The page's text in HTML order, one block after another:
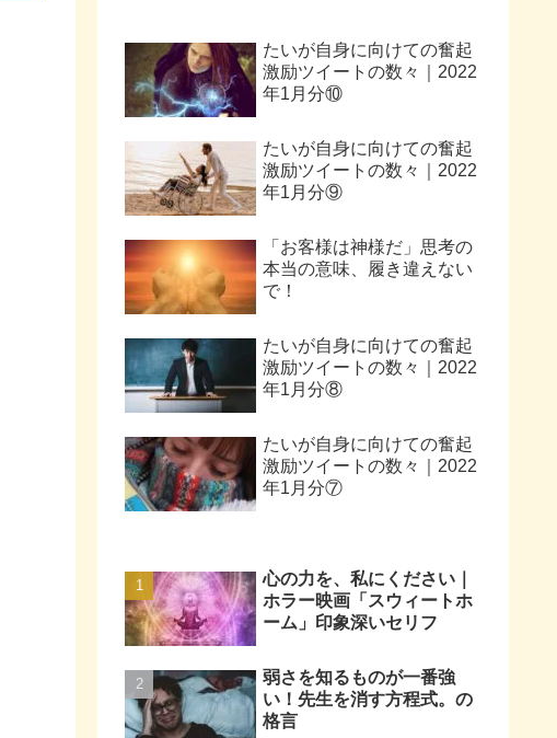
たいが自身に向けての奮起
激励ツイートの数々｜2022
年1月分⑩
たいが自身に向けての奮起
激励ツイートの数々｜2022
年1月分⑨
「お客様は神様だ」思考の
本当の意味、履き違えない
で！
たいが自身に向けての奮起
激励ツイートの数々｜2022
年1月分⑧
たいが自身に向けての奮起
激励ツイートの数々｜2022
年1月分⑦
心の力を、私にください｜
ホラー映画「スウィートホ
ーム」印象深いセリフ
弱さを知るものが一番強
い！先生を消す方程式。の
格言